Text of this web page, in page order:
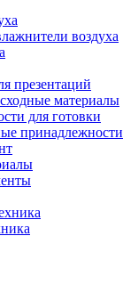
воздуха
презентаций
материалы
для готовки
принадлежности